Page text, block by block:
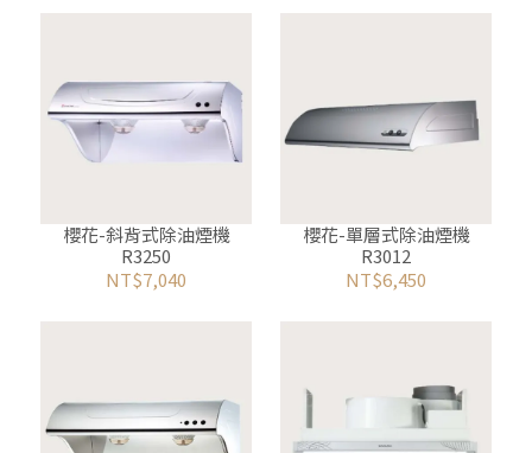
櫻花-斜背式除油煙機
R3250
NT$7,040
櫻花-單層式除油煙機
R3012
NT$6,450